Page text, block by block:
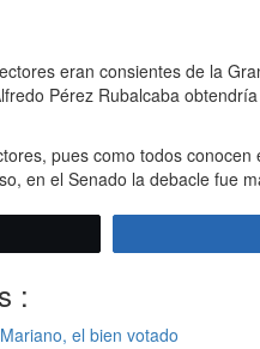
eran consientes de la
Pérez Rubalcaba
pues como todos
en el Senado la debacle fue
:
el bien votado